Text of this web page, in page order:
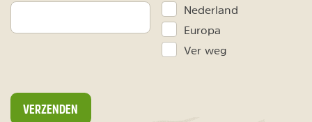
Nederland
Europa
Ver weg
VERZENDEN